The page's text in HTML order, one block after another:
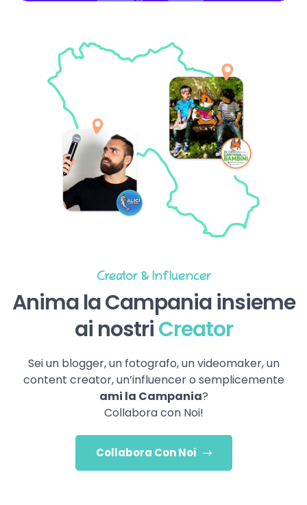
Creator & Influencer
Anima la Campania insieme
ai nostriCreator
Sei un blogger, un fotografo, un videomaker, un
content creator, un’influencer o semplicemente
ami la Campania?
Collabora con Noi!
Collabora Con Noi